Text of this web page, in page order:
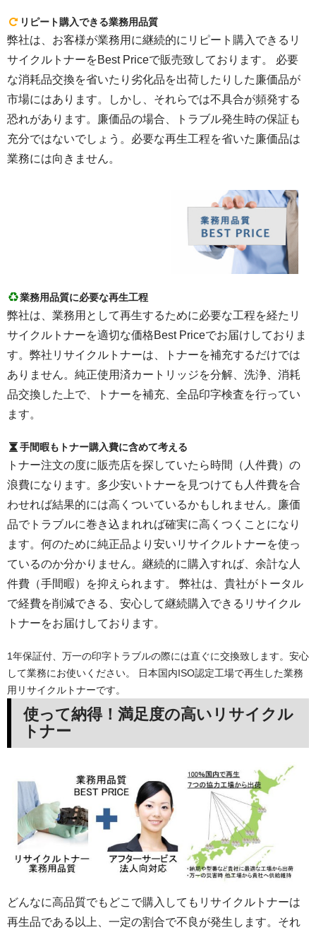
リピート購入できる業務用品質
弊社は、お客様が業務用に継続的にリピート購入できるリ
サイクルトナーをBest Priceで販売致しております。 必要
な消耗品交換を省いたり劣化品を出荷したりした廉価品が
市場にはあります。しかし、それらでは不具合が頻発する
恐れがあります。廉価品の場合、トラブル発生時の保証も
充分ではないでしょう。必要な再生工程を省いた廉価品は
業務には向きません。
業務用品質に必要な再生工程
弊社は、業務用として再生するために必要な工程を経たリ
サイクルトナーを適切な価格Best Priceでお届けしておりま
す。弊社リサイクルトナーは、トナーを補充するだけでは
ありません。純正使用済カートリッジを分解、洗浄、消耗
品交換した上で、トナーを補充、全品印字検査を行ってい
ます。
手間暇もトナー購入費に含めて考える
トナー注文の度に販売店を探していたら時間（人件費）の
浪費になります。多少安いトナーを見つけても人件費を合
わせれば結果的には高くついているかもしれません。廉価
品でトラブルに巻き込まれれば確実に高くつくことになり
ます。何のために純正品より安いリサイクルトナーを使っ
ているのか分かりません。継続的に購入すれば、余計な人
件費（手間暇）を抑えられます。 弊社は、貴社がトータル
で経費を削減できる、安心して継続購入できるリサイクル
トナーをお届けしております。
1年保証付、万一の印字トラブルの際には直ぐに交換致します。安心
して業務にお使いください。 日本国内ISO認定工場で再生した業務
用リサイクルトナーです。
使って納得！満足度の高いリサイクル
トナー
どんなに高品質でもどこで購入してもリサイクルトナーは
再生品である以上、一定の割合で不良が発生します。それ